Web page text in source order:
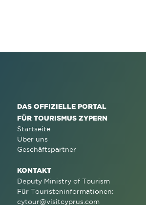
DAS OFFIZIELLE PORTAL
FÜR TOURISMUS ZYPERN
Startseite
Über uns
Geschäftspartner
KONTAKT
Deputy Ministry of Tourism
Für Touristeninformationen:
cytour@visitcyprus.com